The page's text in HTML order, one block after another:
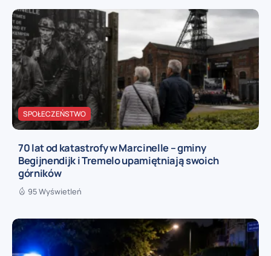
SPOŁECZEŃSTWO
70 lat od katastrofy w Marcinelle – gminy
Begijnendijk i Tremelo upamiętniają swoich
górników
95 Wyświetleń